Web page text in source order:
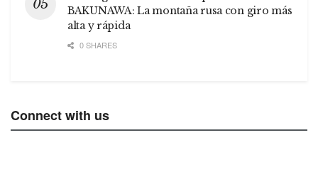
BAKUNAWA: La montaña rusa con giro más
alta y rápida
0 SHARES
Connect with us